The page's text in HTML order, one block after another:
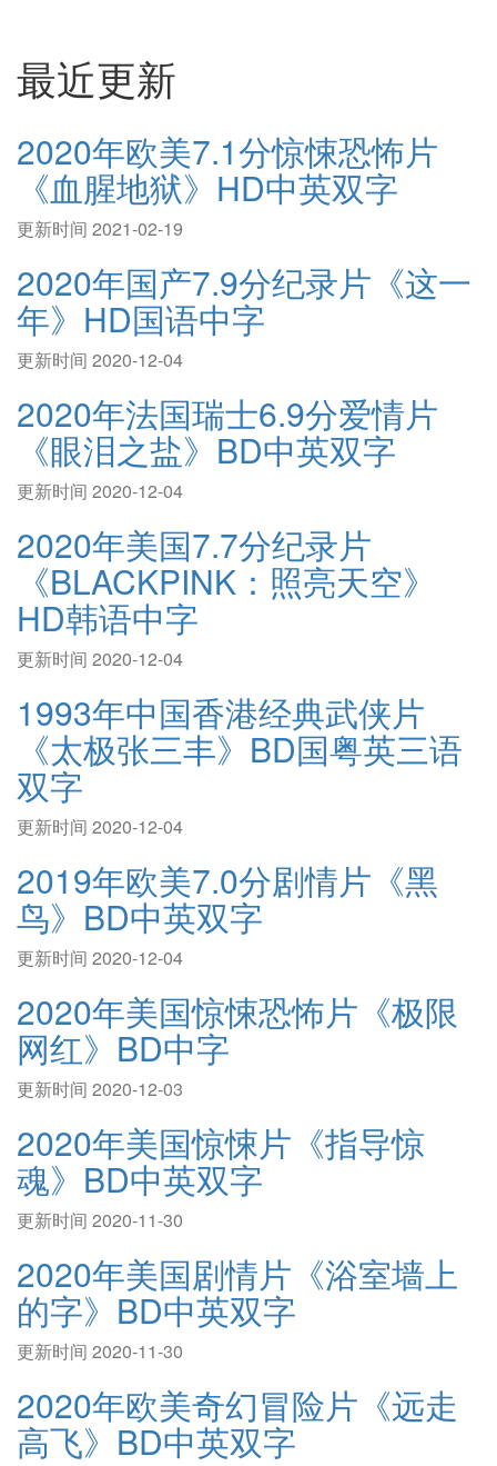
最近更新
2020年欧美7.1分惊悚恐怖片
《血腥地狱》HD中英双字
更新时间 2021-02-19
2020年国产7.9分纪录片《这一
年》HD国语中字
更新时间 2020-12-04
2020年法国瑞士6.9分爱情片
《眼泪之盐》BD中英双字
更新时间 2020-12-04
2020年美国7.7分纪录片
《BLACKPINK：照亮天空》
HD韩语中字
更新时间 2020-12-04
1993年中国香港经典武侠片
《太极张三丰》BD国粤英三语
双字
更新时间 2020-12-04
2019年欧美7.0分剧情片《黑
鸟》BD中英双字
更新时间 2020-12-04
2020年美国惊悚恐怖片《极限
网红》BD中字
更新时间 2020-12-03
2020年美国惊悚片《指导惊
魂》BD中英双字
更新时间 2020-11-30
2020年美国剧情片《浴室墙上
的字》BD中英双字
更新时间 2020-11-30
2020年欧美奇幻冒险片《远走
高飞》BD中英双字